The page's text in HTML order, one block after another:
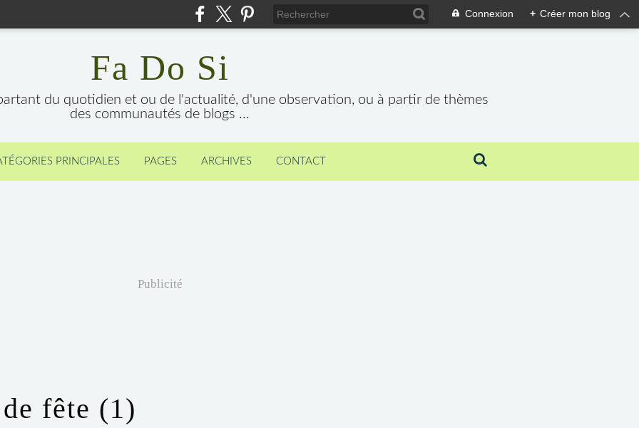
Connexion + Créer mon blog
Fa Do Si
du quotidien et ou de l'actualité, d'une observation, ou à partir de thèmes
des communautés de blogs ...
PRINCIPALES PAGES ARCHIVES CONTACT
Publicité
fête (1)